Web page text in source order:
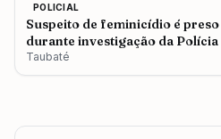
POLICIAL
Suspeito de feminicídio é
durante investigação da Polícia
Taubaté